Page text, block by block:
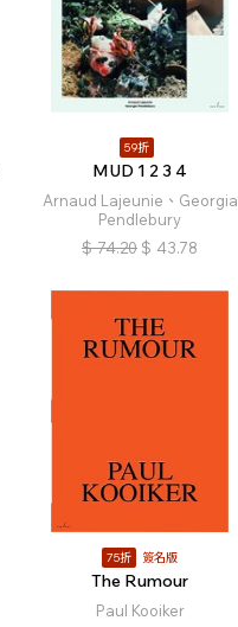
59折
MUD 1 2 3 4
Arnaud Lajeunie、Georgia
Pendlebury
$ 74.20 $ 43.78
75折 簽名版
The Rumour
Paul Kooiker